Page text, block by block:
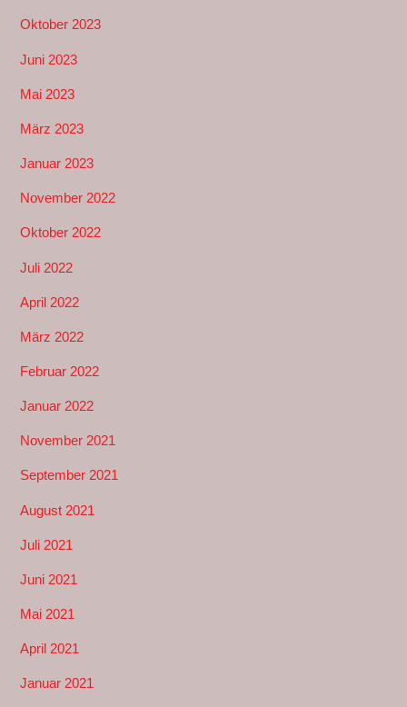
Oktober 2023
Juni 2023
Mai 2023
März 2023
Januar 2023
November 2022
Oktober 2022
Juli 2022
April 2022
März 2022
Februar 2022
Januar 2022
November 2021
September 2021
August 2021
Juli 2021
Juni 2021
Mai 2021
April 2021
Januar 2021